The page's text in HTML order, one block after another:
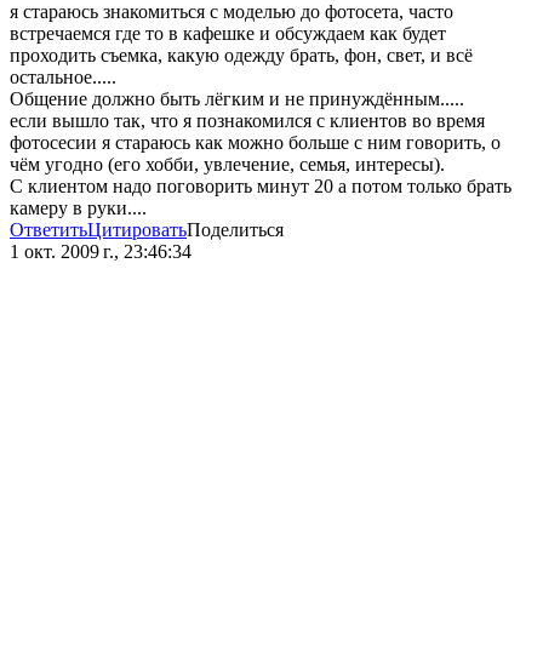
я стараюсь знакомиться с моделью до фотосета, часто
встречаемся где то в кафешке и обсуждаем как будет
проходить съемка, какую одежду брать, фон, свет, и всё
остальное.....
Общение должно быть лёгким и не принуждённым.....
если вышло так, что я познакомился с клиентов во время
фотосесии я стараюсь как можно больше с ним говорить, о
чём угодно (его хобби, увлечение, семья, интересы).
С клиентом надо поговорить минут 20 а потом только брать
камеру в руки....
ОтветитьЦитироватьПоделиться
1 окт. 2009 г., 23:46:34